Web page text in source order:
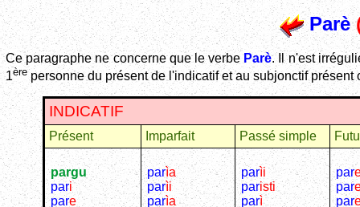
Parè
Ce paragraphe ne concerne que le verbeParè. Il n'est
1èrepersonne du présent de l'indicatif et au subjonctif présent
INDICATIF
Présent Imparfait Passé simple
pargu
pari
pare
parìa
parìi
parìa
parìi
paristi
parì
par
par
par